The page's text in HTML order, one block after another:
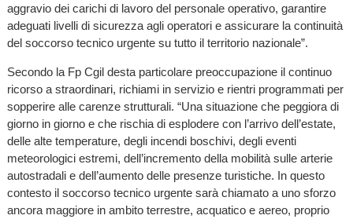
aggravio dei carichi di lavoro del personale operativo, garantire
adeguati livelli di sicurezza agli operatori e assicurare la continuità
del soccorso tecnico urgente su tutto il territorio nazionale”.
Secondo la Fp Cgil desta particolare preoccupazione il continuo
ricorso a straordinari, richiami in servizio e rientri programmati per
sopperire alle carenze strutturali. “Una situazione che peggiora di
giorno in giorno e che rischia di esplodere con l’arrivo dell’estate,
delle alte temperature, degli incendi boschivi, degli eventi
meteorologici estremi, dell’incremento della mobilità sulle arterie
autostradali e dell’aumento delle presenze turistiche. In questo
contesto il soccorso tecnico urgente sarà chiamato a uno sforzo
ancora maggiore in ambito terrestre, acquatico e aereo, proprio